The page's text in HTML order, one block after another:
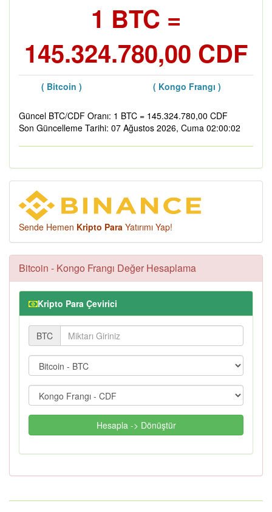
1 BTC =
145.324.780,00 CDF
( Bitcoin ) ( Kongo Frangı )
Güncel BTC/CDF Oranı: 1 BTC = 145.324.780,00 CDF
Son Güncelleme Tarihi: 07 Ağustos 2026, Cuma 02:00:02
Sende Hemen Kripto Para Yatırımı Yap!
Bitcoin - Kongo Frangı Değer Hesaplama
Kripto Para Çevirici
BTC
Hesapla -> Dönüştür